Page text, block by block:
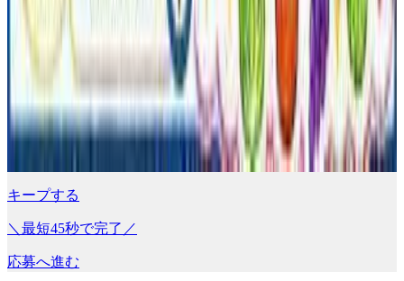
キープする
＼最短45秒で完了／
応募へ進む